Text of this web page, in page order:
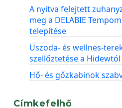
A nyitva felejtett
meg a DELABIE
telepítése
Uszoda- és wellnes-
szellőztetése a Hidewtól
Hő- és gőzkabinok
Címkefelhő